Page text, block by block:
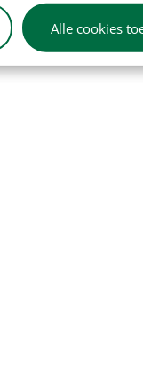
Alle cookies